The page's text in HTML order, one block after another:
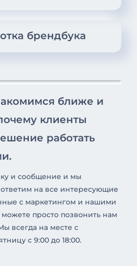
брендбука
ближе и
клиенты
работать
и сообщение и мы
на все интересующие
с маркетингом и нашими
просто позвонить нам
всегда на месте с
с 9:00 до 18:00.